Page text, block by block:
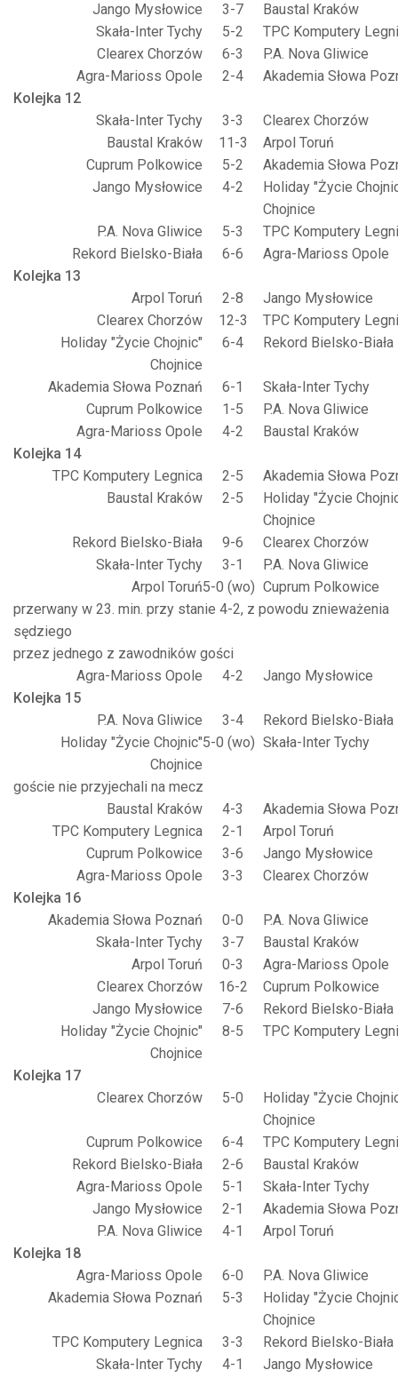
Jango Mysłowice 3-7
Baustal Kraków
Skała-Inter Tychy
5-2
TPC Komputery
Clearex Chorzów
6-3
P.A. Nova Gliwice
Agra-Marioss Opole
2-4
Akademia Słowa
Kolejka 12
Skała-Inter Tychy
3-3
Clearex Chorzów
Baustal Kraków
11-3
Arpol Toruń
Cuprum Polkowice
5-2
Akademia Słowa
Jango Mysłowice
4-2
Holiday "Życie
Chojnice
P.A. Nova Gliwice
5-3
TPC Komputery
Rekord Bielsko-Biała
6-6
Agra-Marioss Opole
Kolejka 13
Arpol Toruń
2-8
Jango Mysłowice
Clearex Chorzów
12-3
TPC Komputery
Holiday "Życie Chojnic"
Chojnice
6-4 Rekord Bielsko-Biała
Akademia Słowa Poznań 6-1
Skała-Inter Tychy
Cuprum Polkowice
1-5
P.A. Nova Gliwice
Agra-Marioss Opole
4-2
Baustal Kraków
Kolejka 14
TPC Komputery Legnica
2-5
Akademia Słowa
Baustal Kraków
2-5
Holiday "Życie
Chojnice
Rekord Bielsko-Biała
9-6
Clearex Chorzów
Skała-Inter Tychy
3-1
P.A. Nova Gliwice
Arpol Toruń5-0 (wo) Cuprum Polkowice
przerwany w 23. min. przy stanie 4-2, z powodu znieważenia
sędziego
przez jednego z zawodników gości
Agra-Marioss Opole
4-2
Jango Mysłowice
Kolejka 15
P.A. Nova Gliwice
3-4
Rekord Bielsko-Biała
Holiday "Życie Chojnic"
Chojnice
5-0 (wo) Skała-Inter Tychy
goście nie przyjechali na mecz
Baustal Kraków
4-3
Akademia Słowa
TPC Komputery Legnica
2-1
Arpol Toruń
Cuprum Polkowice
3-6
Jango Mysłowice
Agra-Marioss Opole
3-3
Clearex Chorzów
Kolejka 16
Akademia Słowa Poznań
0-0
P.A. Nova Gliwice
Skała-Inter Tychy
3-7
Baustal Kraków
Arpol Toruń
0-3
Agra-Marioss Opole
Clearex Chorzów
16-2
Cuprum Polkowice
Jango Mysłowice
7-6
Rekord Bielsko-Biała
Holiday "Życie Chojnic"
Chojnice
8-5 TPC Komputery
Kolejka 17
Clearex Chorzów
5-0
Holiday "Życie
Chojnice
Cuprum Polkowice
6-4
TPC Komputery
Rekord Bielsko-Biała
2-6
Baustal Kraków
Agra-Marioss Opole
5-1
Skała-Inter Tychy
Jango Mysłowice
2-1
Akademia Słowa
P.A. Nova Gliwice
4-1
Arpol Toruń
Kolejka 18
Agra-Marioss Opole
6-0
P.A. Nova Gliwice
Akademia Słowa Poznań
5-3
Holiday "Życie
Chojnice
TPC Komputery Legnica
3-3
Rekord Bielsko-Biała
Skała-Inter Tychy
4-1
Jango Mysłowice